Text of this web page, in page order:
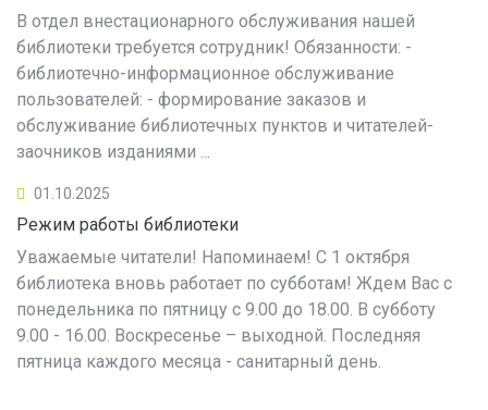
В отдел внестационарного обслуживания нашей
библиотеки требуется сотрудник! Обязанности: -
библиотечно-информационное обслуживание
пользователей: - формирование заказов и
обслуживание библиотечных пунктов и читателей-
заочников изданиями ...
01.10.2025
Режим работы библиотеки
Уважаемые читатели! Напоминаем! С 1 октября
библиотека вновь работает по субботам! Ждем Вас с
понедельника по пятницу с 9.00 до 18.00. В субботу
9.00 - 16.00. Воскресенье – выходной. Последняя
пятница каждого месяца - санитарный день.